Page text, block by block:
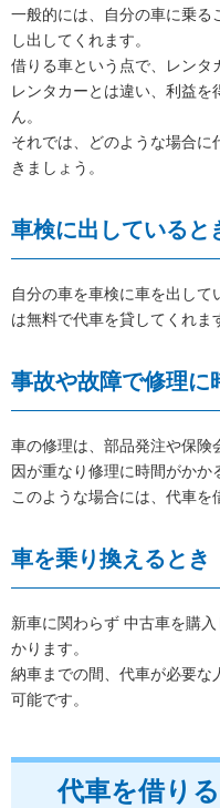
一般的には、自分の車に乗る
し出してくれます。
借りる車という点で、レンタ
レンタカーとは違い、利益
ん。
それでは、どのような場合
きましょう。
車検に出していると
自分の車を車検に車を出し
は無料で代車を貸してくれま
事故や故障で修理に
車の修理は、部品発注や保険
因が重なり修理に時間がかか
このような場合には、代車を
車を乗り換えるとき
新車に関わらず 中古車を購
かります。
納車までの間、代車が必要な
可能です。
代車を借り